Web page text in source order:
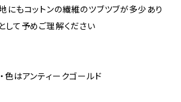
にもコットンの繊維のツブツブが多少あり
して予めご理解ください
色はアンティークゴールド